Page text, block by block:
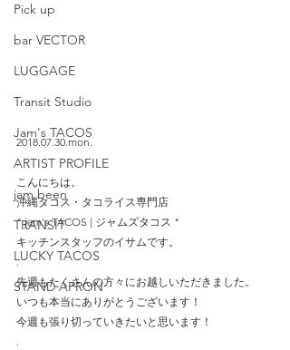
Pick up
bar VECTOR
LUGGAGE
Transit Studio
Jam's TACOS
ARTIST PROFILE
jam been
TRANSIT
LUCKY TACOS
STAND APRON
2018.07.30.mon.
.
こんにちは。
沖縄タコス・タコライス専門店
" jam's TACOS | ジャムズタコス "
キッチンスタッフのイサムです。
.
先週もたくさんの方々にお越しいただきました。
いつも本当にありがとうございます！
今週も張り切っていきたいと思います！
.